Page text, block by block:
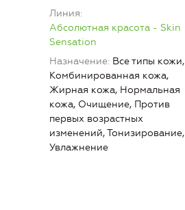
Линия
Абсолютная красота - Skin
Sensation
Назначение Все типы кожи,
Комбинированная кожа,
Жирная кожа, Нормальная
кожа, Очищение, Против
первых возрастных
изменений, Тонизирование,
Увлажнение